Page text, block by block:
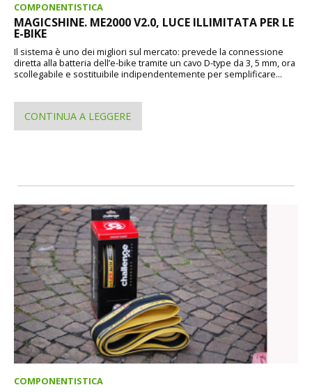
COMPONENTISTICA
MAGICSHINE. ME2000 V2.0, LUCE ILLIMITATA PER LE
E-BIKE
Il sistema è uno dei migliori sul mercato: prevede la connessione
diretta alla batteria dell’e-bike tramite un cavo D-type da 3, 5 mm, ora
scollegabile e sostituibile indipendentemente per semplificare...
CONTINUA A LEGGERE
COMPONENTISTICA